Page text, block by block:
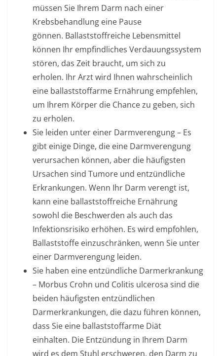
müssen Sie Ihrem Darm nach einer
Krebsbehandlung eine Pause
gönnen. Ballaststoffreiche Lebensmittel
können Ihr empfindliches Verdauungssystem
stören, das Zeit braucht, um sich zu
erholen. Ihr Arzt wird Ihnen wahrscheinlich
eine ballaststoffarme Ernährung empfehlen,
um Ihrem Körper die Chance zu geben, sich
zu erholen.
Sie leiden unter einer Darmverengung – Es
gibt einige Dinge, die eine Darmverengung
verursachen können, aber die häufigsten
Ursachen sind Tumore und entzündliche
Erkrankungen. Wenn Ihr Darm verengt ist,
kann eine ballaststoffreiche Ernährung
sowohl die Beschwerden als auch das
Infektionsrisiko erhöhen. Es wird empfohlen,
Ballaststoffe einzuschränken, wenn Sie unter
einer Darmverengung leiden.
Sie haben eine entzündliche Darmerkrankung
– Morbus Crohn und Colitis ulcerosa sind die
beiden häufigsten entzündlichen
Darmerkrankungen, die dazu führen können,
dass Sie eine ballaststoffarme Diät
einhalten. Die Entzündung in Ihrem Darm
wird es dem Stuhl erschweren, den Darm zu